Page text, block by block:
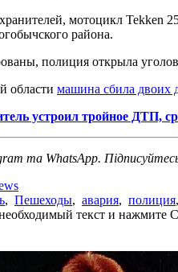
мотоцикл Tekken
района.
полиция открыла
области машина сбила двоих
устроил тройное ДТП,
та WhatsApp.
, Пешеходы, авария, полиция,
текст и нажмите